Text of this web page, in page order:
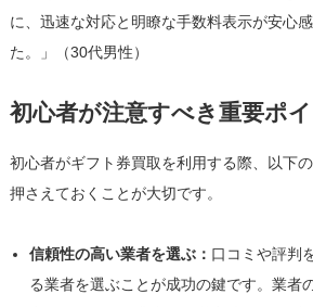
に、迅速な対応と明瞭な手数料表示が安心
た。」（30代男性）
初心者が注意すべき重要ポ
初心者がギフト券買取を利用する際、以下
押さえておくことが大切です。
信頼性の高い業者を選ぶ： 口コミや評判
る業者を選ぶことが成功の鍵です。業者